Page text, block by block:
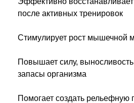
после активных тренировок
Стимулирует рост мышечной
Повышает силу, выносливость
запасы организма
Помогает создать